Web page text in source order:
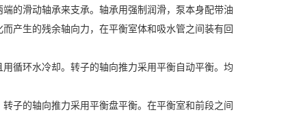
的滑动轴承来支承。轴承用强制润滑，泵本身配带油
产生的残余轴向力，在平衡室体和吸水管之间装有回
循环水冷却。转子的轴向推力采用平衡自动平衡。均
子的轴向推力采用平衡盘平衡。在平衡室和前段之间